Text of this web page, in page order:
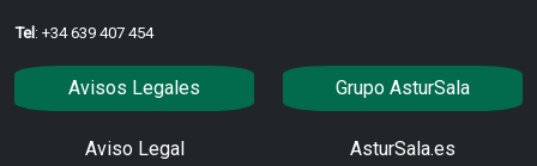
Tel : +34 639 407 454
Avisos Legales
Aviso Legal
Grupo AsturSala
AsturSala.es